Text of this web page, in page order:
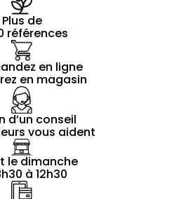
Plus de
références
en ligne
en magasin
d’un conseil
vous aident
le dimanche
à 12h30